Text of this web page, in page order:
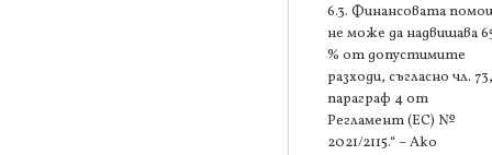
6.3. Финансовата
не може да надвишава
% от допустимите
разходи, съгласно чл. 73,
параграф 4 от
Регламент (ЕС) №
2021/2115.“ – Ако